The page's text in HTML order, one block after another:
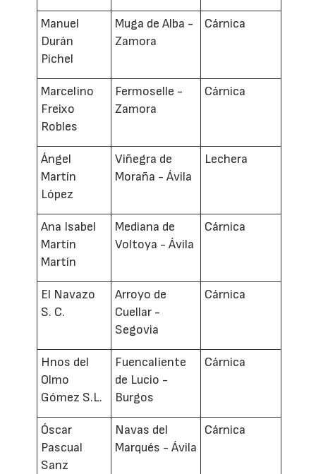
Manuel
Durán
Pichel
Muga de Alba -
Zamora
Cárnica
Marcelino
Freixo
Robles
Fermoselle -
Zamora
Cárnica
Ángel
Martín
López
Viñegra de
Moraña - Ávila
Lechera
Ana Isabel
Martín
Martín
Mediana de
Voltoya - Ávila
Cárnica
El Navazo
S. C.
Arroyo de
Cuellar -
Segovia
Cárnica
Hnos del
Olmo
Gómez S.L.
Fuencaliente
de Lucio -
Burgos
Cárnica
Óscar
Pascual
Sanz
Navas del
Marqués - Ávila
Cárnica